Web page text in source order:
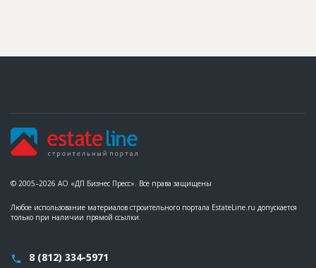
© 2005–2026 АО «ДП Бизнес Пресс». Все права защищены
Любое использование материалов строительного портала EstateLine.ru допускается
только при наличии прямой ссылки.
8 (812) 334-5971